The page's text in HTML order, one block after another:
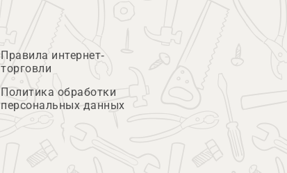
Правила интернет-
торговли
Политика обработки
персональных данных